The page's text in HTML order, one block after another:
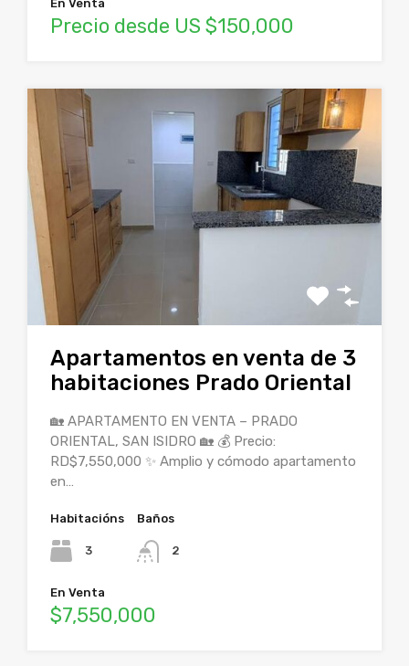
En Venta
Precio desde US $150,000
Apartamentos en venta de 3
habitaciones Prado Oriental
🏡 APARTAMENTO EN VENTA – PRADO
ORIENTAL, SAN ISIDRO 🏡 💰 Precio:
RD$7,550,000 ✨ Amplio y cómodo apartamento
en…
Habitacións
3
Baños
2
En Venta
$7,550,000